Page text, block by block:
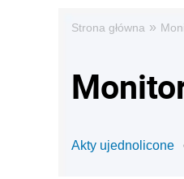
Strona główna »
Akty ujednolicone